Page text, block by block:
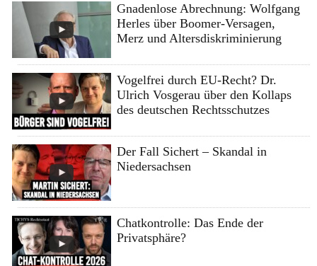
Gnadenlose Abrechnung: Wolfgang
Herles über Boomer-Versagen,
Merz und Altersdiskriminierung
Vogelfrei durch EU-Recht? Dr.
Ulrich Vosgerau über den Kollaps
des deutschen Rechtsschutzes
Der Fall Sichert – Skandal in
Niedersachsen
Chatkontrolle: Das Ende der
Privatsphäre?